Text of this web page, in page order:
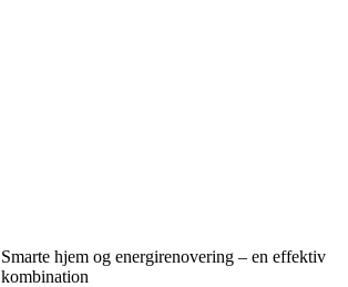
Smarte hjem og energirenovering – en effektiv
kombination